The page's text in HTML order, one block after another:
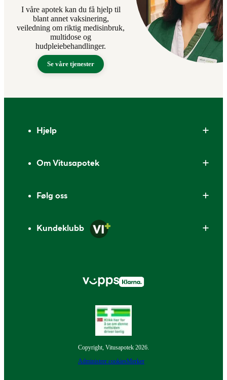
I våre apotek kan du få hjelp til
blant annet vaksinering,
veiledning om riktig medisinbruk,
multidose og
hudpleiebehandlinger.
Se våre tjenester
Hjelp
Om Vitusapotek
Følg oss
Kundeklubb
Copyright, Vitusapotek 2026.
Administrer cookiesMerker